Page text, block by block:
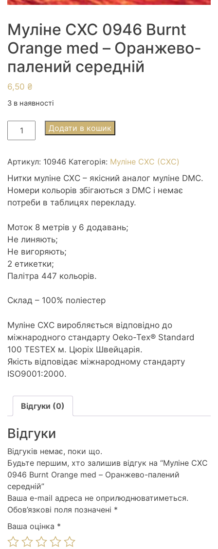
Муліне СХС 0946 Burnt
Orange med – Оранжево-
палений середній
6,50 ₴
3 в наявності
Муліне
СХС
Burnt
Orange
med
-
Оранжево-
середній
кількість
Додати в кошик
Артикул: 10946 Категорія: Муліне СХС (CXC)
Нитки муліне СХС – якісний аналог муліне DMC.
Номери кольорів збігаються з DMC і немає
потреби в таблицях перекладу.
Моток 8 метрів у 6 додавань;
Не линяють;
Не вигоряють;
2 етикетки;
Палітра 447 кольорів.
Склад – 100% поліестер
Муліне CXC виробляється відповідно до
міжнародного стандарту Oeko-Tex® Standard
100 TESTEX м. Цюріх Швейцарія.
Якість відповідає міжнародному стандарту
ISO9001:2000.
Відгуки (0)
Відгуки
Відгуків немає, поки що.
Будьте першим, хто залишив відгук на “Муліне СХС
0946 Burnt Orange med – Оранжево-палений
середній”
Ваша e-mail адреса не оприлюднюватиметься.
Обов’язкові поля позначені *
Ваша оцінка *